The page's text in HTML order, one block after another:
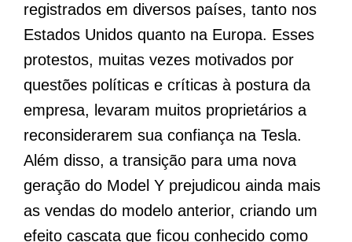
registrados em diversos países, tanto nos
Estados Unidos quanto na Europa. Esses
protestos, muitas vezes motivados por
questões políticas e críticas à postura da
empresa, levaram muitos proprietários a
reconsiderarem sua confiança na Tesla.
Além disso, a transição para uma nova
geração do Model Y prejudicou ainda mais
as vendas do modelo anterior, criando um
efeito cascata que ficou conhecido como